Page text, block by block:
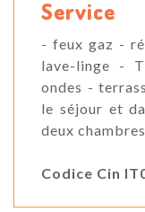
Service
- feux gaz -
lave-linge -
ondes -
le séjour et
deux
Codice Cin